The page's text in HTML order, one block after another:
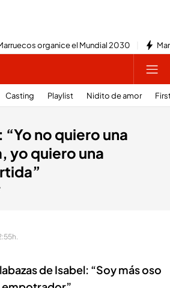
organice el Mundial 2030
Casting Playlist Nidito de amor
no quiero una
yo quiero una
de Isabel: “Soy más oso